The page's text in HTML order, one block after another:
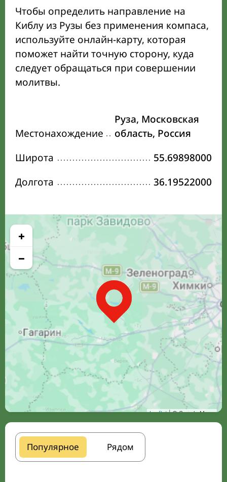
Чтобы определить направление на
Киблу из Рузы без применения компаса,
используйте онлайн-карту, которая
поможет найти точную сторону, куда
следует обращаться при совершении
молитвы.
Местонахождение
Руза, Московская
область, Россия
Широта
55.69898000
Долгота
36.19522000
+
−
Leaflet| © Google Maps
Популярное Рядом